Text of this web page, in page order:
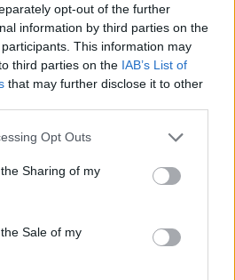
opt-out of the further
information by third parties on the
participants. This information may
third parties on the IAB’s List of
that may further disclose it to other
Opt Outs
Sharing of my
Sale of my
piena autonomia: eravamo
abbiamo lavorato benissimo e
Io ho improntato la gestione dei
a farli accettare. D'altra parte tra
importante: sapevano cosa
del mercato estivo?